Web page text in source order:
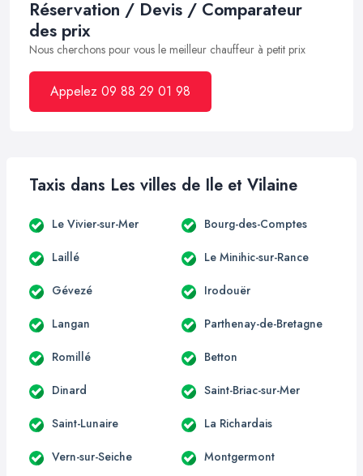
Réservation / Devis / Comparateur
des prix
Nous cherchons pour vous le meilleur chauffeur à petit prix
Appelez 09 88 29 01 98
Taxis dans Les villes de Ile et Vilaine
Le Vivier-sur-Mer Bourg-des-Comptes
Laillé Le Minihic-sur-Rance
Gévezé Irodouër
Langan Parthenay-de-Bretagne
Romillé Betton
Dinard Saint-Briac-sur-Mer
Saint-Lunaire La Richardais
Vern-sur-Seiche Montgermont